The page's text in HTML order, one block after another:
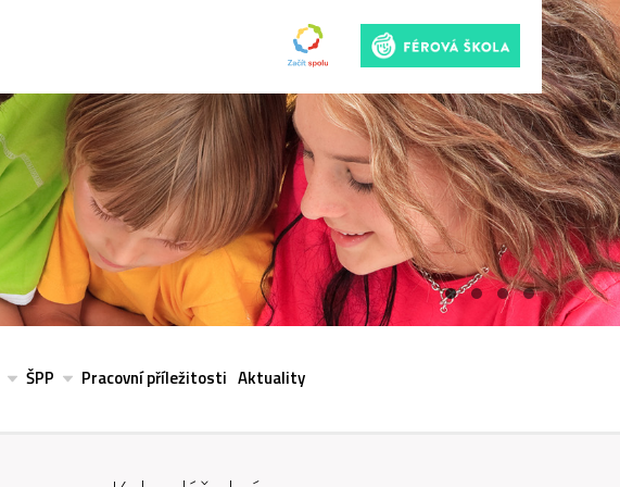
ŠPP Pracovní příležitosti Aktuality